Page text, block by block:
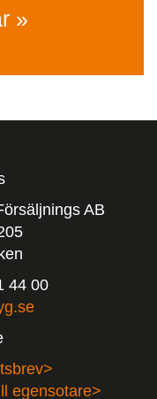
»
AB
44 00
egensotare>